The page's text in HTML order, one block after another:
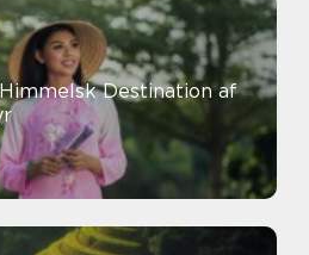
Destination af